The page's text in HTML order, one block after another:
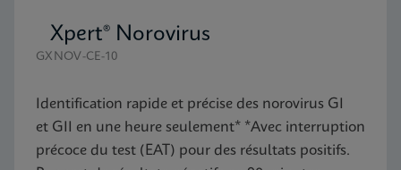
Xpert® Norovirus
GXNOV-CE-10
Identification rapide et précise des norovirus GI
et GII en une heure seulement* *Avec interruption
précoce du test (EAT) pour des résultats positifs.